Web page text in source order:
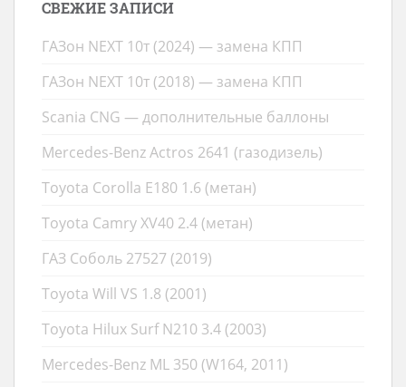
СВЕЖИЕ ЗАПИСИ
ГАЗон NEXT 10т (2024) — замена КПП
ГАЗон NEXT 10т (2018) — замена КПП
Scania CNG — дополнительные баллоны
Mercedes-Benz Actros 2641 (газодизель)
Toyota Corolla E180 1.6 (метан)
Toyota Camry XV40 2.4 (метан)
ГАЗ Соболь 27527 (2019)
Toyota Will VS 1.8 (2001)
Toyota Hilux Surf N210 3.4 (2003)
Mercedes-Benz ML 350 (W164, 2011)